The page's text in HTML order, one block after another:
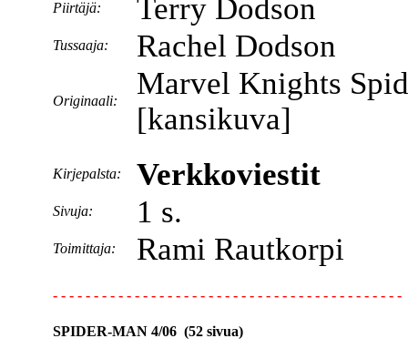
Piirtäjä: Terry Dodson
Tussaaja: Rachel Dodson
Originaali:
Marvel Knights
[kansikuva]
Kirjepalsta: Verkkoviestit
Sivuja: 1 s.
Toimittaja: Rami Rautkorpi
- - - - - - - - - - - - - - - - - - - - - - - - - - - - - - - - - - - - - - - - - - -
SPIDER-MAN 4/06 (52 sivua)